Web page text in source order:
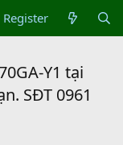
Register
Y1 tại
SĐT 0961